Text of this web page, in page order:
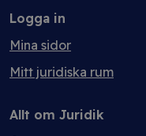
Logga in
Mina sidor
Mitt juridiska rum
Allt om Juridik